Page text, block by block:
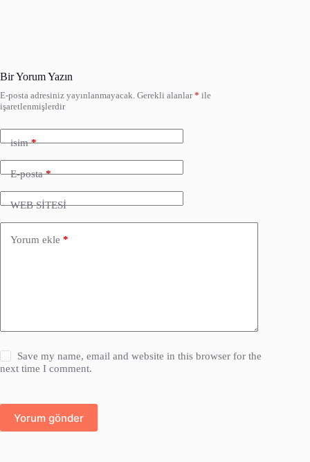
Bir Yorum Yazın
E-posta adresiniz yayınlanmayacak. Gerekli alanlar* ile
işaretlenmişlerdir
isim*
E-posta*
WEB SİTESİ
Yorum ekle *
Save my name, email and website in this browser for the
next time I comment.
Yorum gönder